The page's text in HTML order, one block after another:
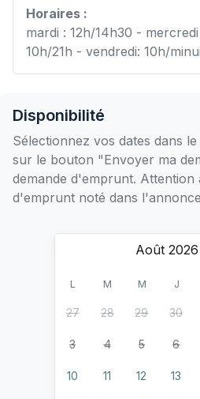
Horaires :
mardi : 12h/14h30 -
10h/21h - vendredi: 10h/
Disponibilité
Sélectionnez vos dates dans
sur le bouton "Envoyer ma
demande d'emprunt. Attention
d'emprunt noté dans
Août
L M M J
27 28 29 30
3 4 5 6
10 11 12 13